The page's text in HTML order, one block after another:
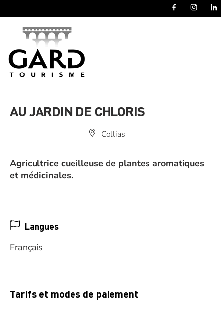
AU JARDIN DE CHLORIS
Collias
Agricultrice cueilleuse de plantes aromatiques
et médicinales.
Langues
Français
Tarifs et modes de paiement